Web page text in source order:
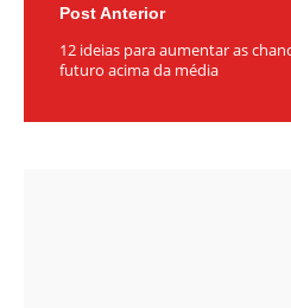
Post Anterior
12 ideias para aumentar as
futuro acima da média